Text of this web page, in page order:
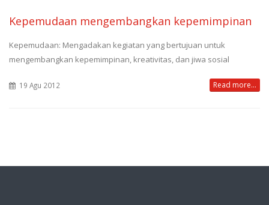
Kepemudaan mengembangkan kepemimpinan
Kepemudaan: Mengadakan kegiatan yang bertujuan untuk
mengembangkan kepemimpinan, kreativitas, dan jiwa sosial
19 Agu 2012 Read more...